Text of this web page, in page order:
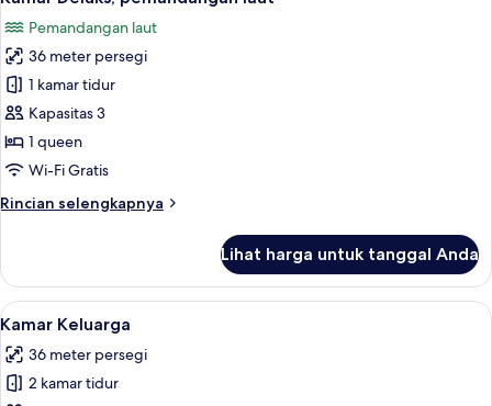
semua
foto
untuk
Kamar
Deluks,
pemandangan
laut
Pemandangan laut
36 meter persegi
1 kamar tidur
Kapasitas 3
1 queen
Wi-Fi Gratis
Rincian selengkapnya
Rincian
Kamar
Deluks,
pemandangan
Lihat harga untuk tanggal Anda
Lihat
semua
foto
untuk
Minibar, tirai kedap cahaya, Wi-Fi
6
Kamar Keluarga
36 meter persegi
2 kamar tidur